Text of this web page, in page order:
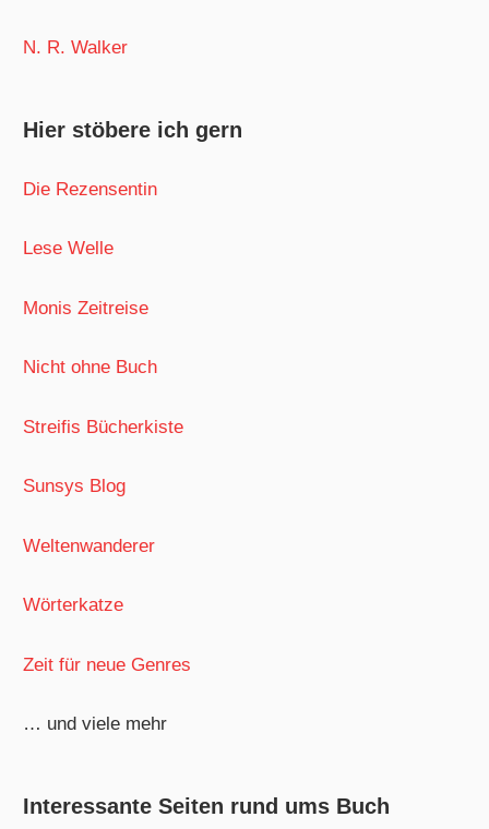
N. R. Walker
Hier stöbere ich gern
Die Rezensentin
Lese Welle
Monis Zeitreise
Nicht ohne Buch
Streifis Bücherkiste
Sunsys Blog
Weltenwanderer
Wörterkatze
Zeit für neue Genres
… und viele mehr
Interessante Seiten rund ums Buch